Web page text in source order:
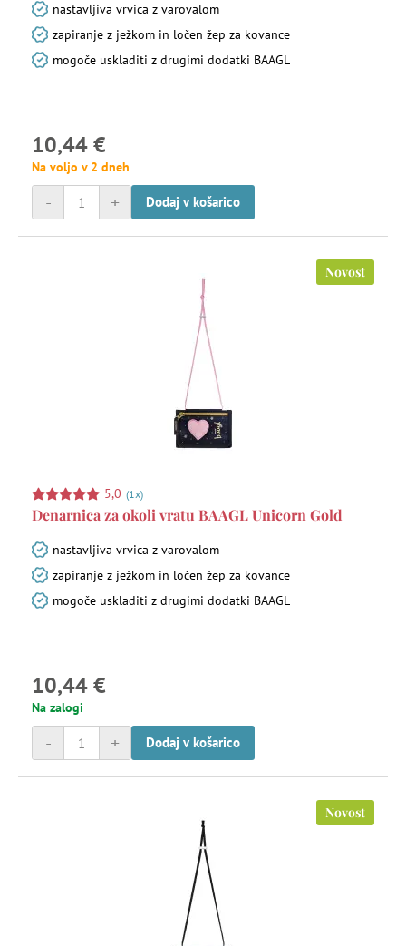
nastavljiva vrvica z varovalom
zapiranje z ježkom in ločen žep za kovance
mogoče uskladiti z drugimi dodatki BAAGL
10,44 €
Na voljo v 2 dneh
+
- Dodaj v košarico
Novost
5,0 (1x)
Denarnica za okoli vratu BAAGL Unicorn Gold
nastavljiva vrvica z varovalom
zapiranje z ježkom in ločen žep za kovance
mogoče uskladiti z drugimi dodatki BAAGL
10,44 €
Na zalogi
+
- Dodaj v košarico
Novost